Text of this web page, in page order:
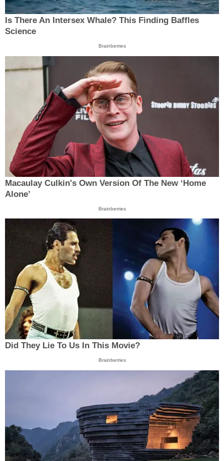
Is There An Intersex Whale? This Finding Baffles
Science
Brainberries
Macaulay Culkin's Own Version Of The New ‘Home
Alone’
Brainberries
Did They Lie To Us In This Movie?
Brainberries